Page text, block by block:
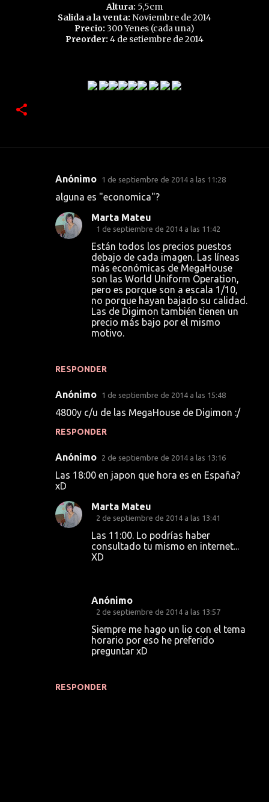
Altura: 5,5cm
Salida a la venta: Noviembre de 2014
Precio: 300 Yenes (cada una)
Preorder: 4 de setiembre de 2014
Anónimo 1 de septiembre de 2014 a las 11:28
alguna es "economica"?
RESPONDER
Marta Mateu
1 de septiembre de 2014 a las 11:42
Están todos los precios puestos
debajo de cada imagen. Las líneas
más económicas de MegaHouse
son las World Uniform Operation,
pero es porque son a escala 1/10,
no porque hayan bajado su calidad.
Las de Digimon también tienen un
precio más bajo por el mismo
motivo.
Anónimo 1 de septiembre de 2014 a las 15:48
4800y c/u de las MegaHouse de Digimon :/
RESPONDER
Anónimo 2 de septiembre de 2014 a las 13:16
Las 18:00 en japon que hora es en España?
xD
RESPONDER
Marta Mateu
2 de septiembre de 2014 a las 13:41
Las 11:00. Lo podrías haber
consultado tu mismo en internet...
XD
Anónimo
2 de septiembre de 2014 a las 13:57
Siempre me hago un lio con el tema
horario por eso he preferido
preguntar xD